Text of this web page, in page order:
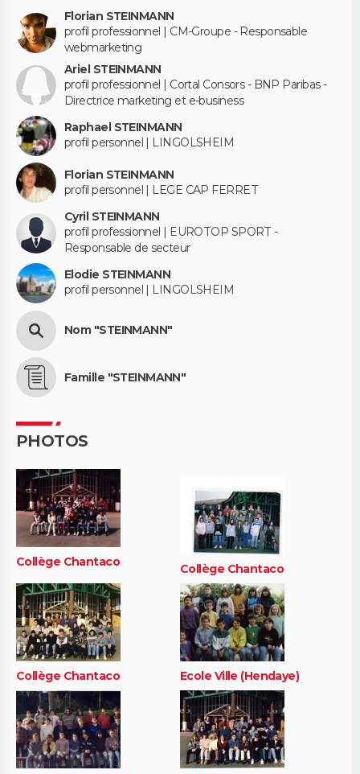
Florian STEINMANN
profil professionnel | CM-Groupe - Responsable
webmarketing
Ariel STEINMANN
profil professionnel | Cortal Consors - BNP Paribas -
Directrice marketing et e-business
Raphael STEINMANN
profil personnel | LINGOLSHEIM
Florian STEINMANN
profil personnel | LEGE CAP FERRET
Cyril STEINMANN
profil professionnel | EUROTOP SPORT -
Responsable de secteur
Elodie STEINMANN
profil personnel | LINGOLSHEIM
Nom "STEINMANN"
Famille "STEINMANN"
PHOTOS
Collège Chantaco Collège Chantaco
Collège Chantaco Ecole Ville (Hendaye)